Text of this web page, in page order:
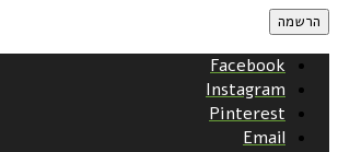
Facebook
Instagram
Pinterest
Email